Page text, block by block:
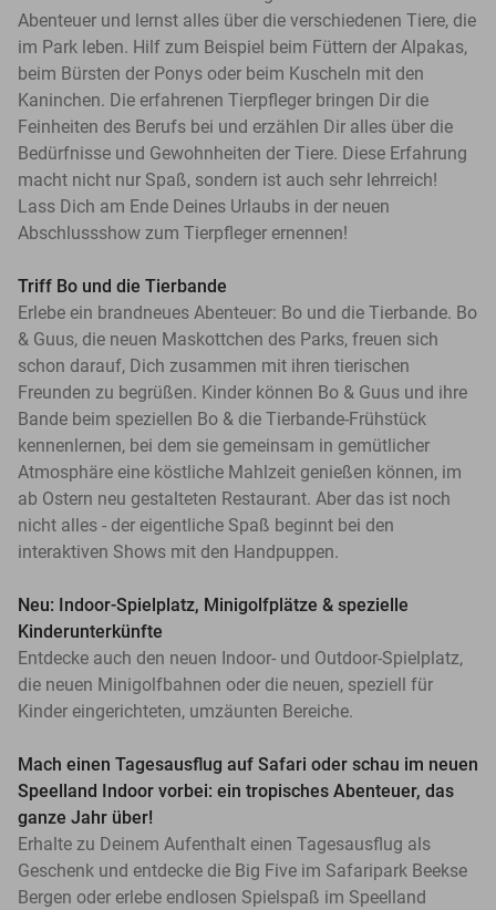
Abenteuer und lernst alles über die verschiedenen Tiere, die
im Park leben. Hilf zum Beispiel beim Füttern der Alpakas,
beim Bürsten der Ponys oder beim Kuscheln mit den
Kaninchen. Die erfahrenen Tierpfleger bringen Dir die
Feinheiten des Berufs bei und erzählen Dir alles über die
Bedürfnisse und Gewohnheiten der Tiere. Diese Erfahrung
macht nicht nur Spaß, sondern ist auch sehr lehrreich!
Lass Dich am Ende Deines Urlaubs in der neuen
Abschlussshow zum Tierpfleger ernennen!
Triff Bo und die Tierbande
Erlebe ein brandneues Abenteuer: Bo und die Tierbande. Bo
& Guus, die neuen Maskottchen des Parks, freuen sich
schon darauf, Dich zusammen mit ihren tierischen
Freunden zu begrüßen. Kinder können Bo & Guus und ihre
Bande beim speziellen Bo & die Tierbande-Frühstück
kennenlernen, bei dem sie gemeinsam in gemütlicher
Atmosphäre eine köstliche Mahlzeit genießen können, im
ab Ostern neu gestalteten Restaurant. Aber das ist noch
nicht alles - der eigentliche Spaß beginnt bei den
interaktiven Shows mit den Handpuppen.
Neu: Indoor-Spielplatz, Minigolfplätze & spezielle
Kinderunterkünfte
Entdecke auch den neuen Indoor- und Outdoor-Spielplatz,
die neuen Minigolfbahnen oder die neuen, speziell für
Kinder eingerichteten, umzäunten Bereiche.
Mach einen Tagesausflug auf Safari oder schau im neuen
Speelland Indoor vorbei: ein tropisches Abenteuer, das
ganze Jahr über!
Erhalte zu Deinem Aufenthalt einen Tagesausflug als
Geschenk und entdecke die Big Five im Safaripark Beekse
Bergen oder erlebe endlosen Spielspaß im Speelland